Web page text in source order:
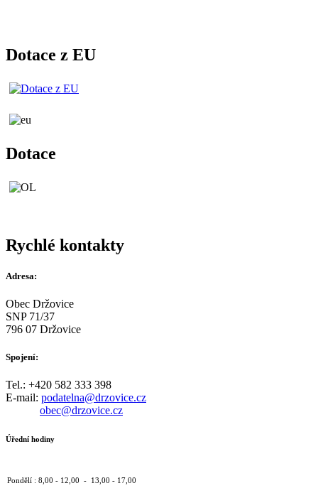
Dotace z EU
Dotace
Rychlé kontakty
Adresa:
Obec Držovice
SNP 71/37
796 07 Držovice
Spojení:
Tel.: +420 582 333 398
E-mail: podatelna@drzovice.cz
obec@drzovice.cz
Úřední hodiny
Pondělí : 8,00 - 12,00 - 13,00 - 17,00